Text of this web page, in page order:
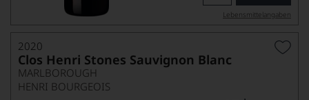
Lebensmittel­angaben
2020
Clos Henri Stones Sauvignon Blanc
MARLBOROUGH
HENRI BOURGEOIS